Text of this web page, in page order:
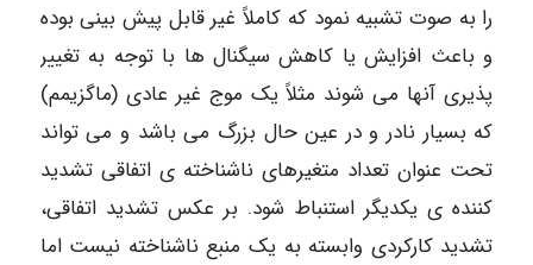
را به صوت تشبیه نمود که کاملاً غیر قابل پیش بینی بوده
و باعث افزایش یا کاهش سیگنال ها با توجه به تغییر
پذیری آنها می شوند مثلاً یک موج غیر عادی (ماگزیمم)
که بسیار نادر و در عین حال بزرگ می باشد و می تواند
تحت عنوان تعداد متغیرهای ناشناخته ی اتفاقی تشدید
کننده ی یکدیگر استنباط شود. بر عکس تشدید اتفاقی،
تشدید کارکردی وابسته به یک منبع ناشناخته نیست اما